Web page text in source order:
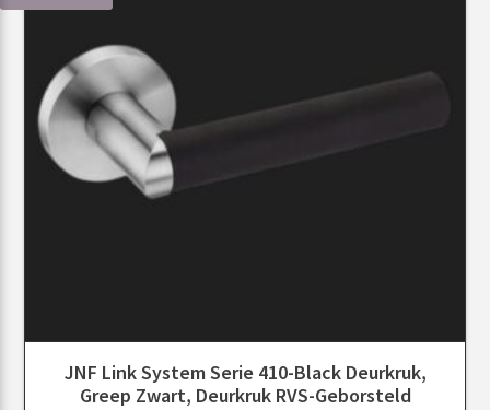
JNF Link System Serie 410-Black Deurkruk,
Greep Zwart, Deurkruk RVS-Geborsteld